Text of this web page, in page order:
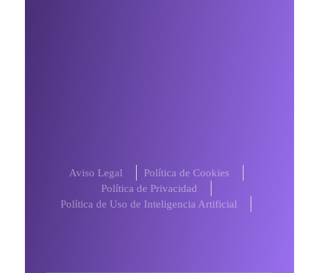
Aviso Legal
Política de Cookies
Política de Privacidad
Política de Uso de Inteligencia Artificial